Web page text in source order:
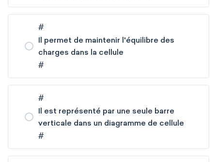
#
Il permet de maintenir l'équilibre des
charges dans la cellule
#
#
Il est représenté par une seule barre
verticale dans un diagramme de cellule
#